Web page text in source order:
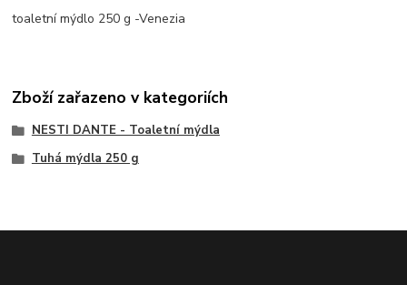
toaletní mýdlo 250 g -Venezia
Zboží zařazeno v kategoriích
NESTI DANTE - Toaletní mýdla
Tuhá mýdla 250 g